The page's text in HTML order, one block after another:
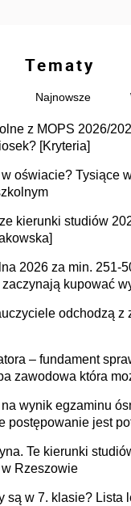
Tematy
Najnowsze
z MOPS 2026/
[Kryteria]
oświacie? Tysiące
kierunki studiów
2026 za min. 251-
kupować
odchodzą z
– fundament
zawodowa która
wynik egzaminu
postępowanie jest
Te kierunki
Rzeszowie
są w 7. klasie? Lista